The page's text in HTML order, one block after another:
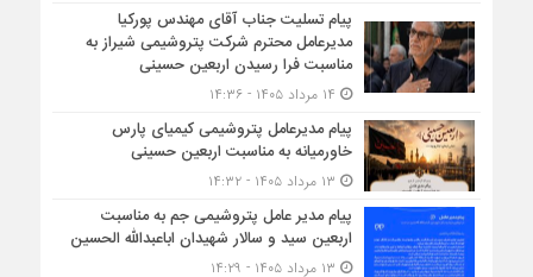
پیام تسلیت جناب آقای مهندس پوركیا
مدیرعامل محترم شركت پتروشیمی شیراز به
مناسبت فرا رسیدن اربعین حسینی
پیام مدیرعامل پتروشیمی کیمیای پارس
خاورمیانه به مناسبت اربعین حسینی
پیام مدیر عامل پتروشیمی جم به مناسبت
اربعین سید و سالار شهیدان اباعبدالله الحسین